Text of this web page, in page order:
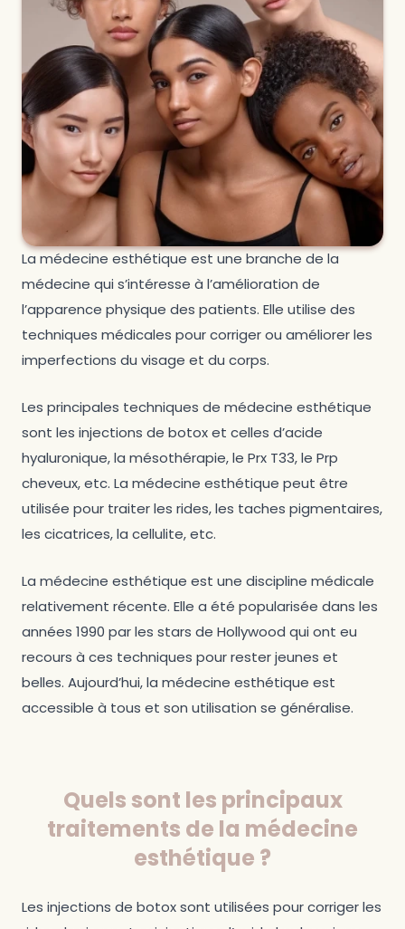
La médecine esthétique est une branche de la
médecine qui s’intéresse à l’amélioration de
l’apparence physique des patients. Elle utilise des
techniques médicales pour corriger ou améliorer les
imperfections du visage et du corps.
Les principales techniques de médecine esthétique
sont les injections de botox et celles d’acide
hyaluronique, la mésothérapie, le Prx T33, le Prp
cheveux, etc. La médecine esthétique peut être
utilisée pour traiter les rides, les taches pigmentaires,
les cicatrices, la cellulite, etc.
La médecine esthétique est une discipline médicale
relativement récente. Elle a été popularisée dans les
années 1990 par les stars de Hollywood qui ont eu
recours à ces techniques pour rester jeunes et
belles. Aujourd’hui, la médecine esthétique est
accessible à tous et son utilisation se généralise.
Quels sont les principaux
traitements de la médecine
esthétique ?
Les injections de botox sont utilisées pour corriger les